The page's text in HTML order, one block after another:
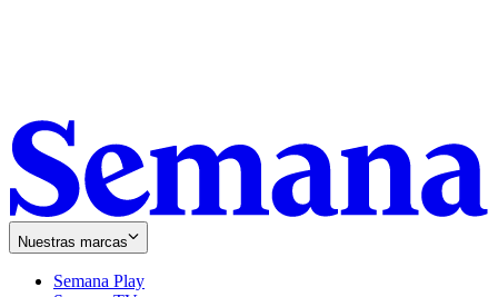
Nuestras marcas
Semana Play